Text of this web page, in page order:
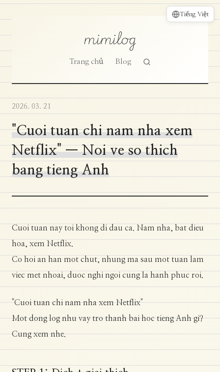
Tiếng Việt
mimilog
Trang chủ Blog
2026. 03. 21
"Cuoi tuan chi nam nha xem
Netflix" — Noi ve so thich
bang tieng Anh
Cuoi tuan nay toi khong di dau ca. Nam nha, bat dieu
hoa, xem Netflix.
Co hoi an han mot chut, nhung ma sau mot tuan lam
viec met nhoai, duoc nghi ngoi cung la hanh phuc roi.
"Cuoi tuan chi nam nha xem Netflix"
Mot dong log nhu vay tro thanh bai hoc tieng Anh gi?
Cung xem nhe.